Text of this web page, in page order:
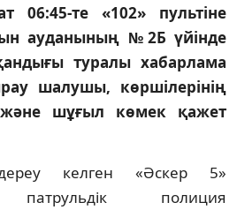
06:45-те «102» пультіне
ауданының №2Б үйінде
туралы хабарлама
шалушы, көршілерінің
шұғыл көмек қажет
келген «Әскер 5»
патрульдік полиция